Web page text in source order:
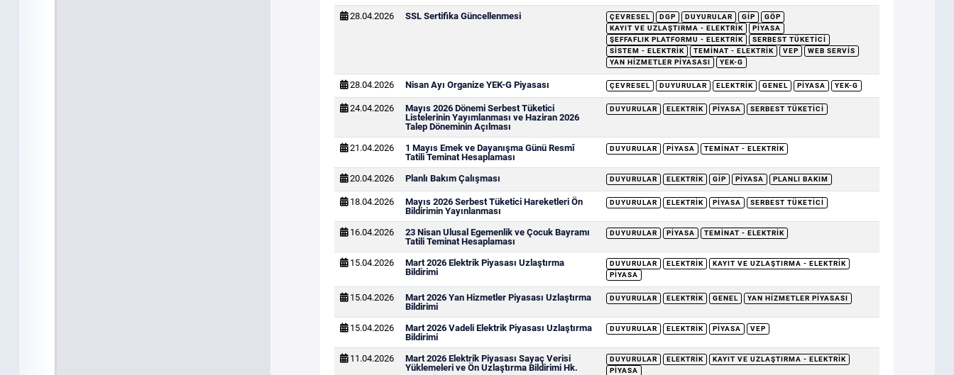
28.04.2026 SSL Sertifika Güncellenmesi ÇEVRESEL DGP DUYURULAR GİP
GÖP
KAYIT VE UZLAŞTIRMA - ELEKTRIK
PIYASA
ŞEFFAFLIK PLATFORMU - ELEKTRIK
SERBEST TÜKETICI
SISTEM - ELEKTRIK
TEMINAT - ELEKTRIK VEP
WEB SERVIS
YAN HIZMETLER PIYASASI
YEK-G
28.04.2026 Nisan Ayı Organize YEK-G Piyasası ÇEVRESEL DUYURULAR ELEKTRIK GENEL PIYASA YEK-G
24.04.2026
Mayıs 2026 Dönemi Serbest Tüketici
Listelerinin Yayımlanması ve Haziran 2026
Talep Döneminin Açılması
DUYURULAR ELEKTRIK PIYASA SERBEST TÜKETICI
21.04.2026
1 Mayıs Emek ve Dayanışma Günü Resmî
Tatili Teminat Hesaplaması
DUYURULAR PIYASA TEMINAT - ELEKTRIK
20.04.2026 Planlı Bakım Çalışması DUYURULAR ELEKTRIK GİP PIYASA PLANLI BAKIM
18.04.2026
Mayıs 2026 Serbest Tüketici Hareketleri Ön
Bildirimin Yayınlanması
DUYURULAR ELEKTRIK PIYASA SERBEST TÜKETICI
16.04.2026
23 Nisan Ulusal Egemenlik ve Çocuk Bayramı
Tatili Teminat Hesaplaması
DUYURULAR PIYASA TEMINAT - ELEKTRIK
15.04.2026
Mart 2026 Elektrik Piyasası Uzlaştırma
Bildirimi
DUYURULAR ELEKTRIK
KAYIT VE UZLAŞTIRMA - ELEKTRIK
PIYASA
15.04.2026
Mart 2026 Yan Hizmetler Piyasası Uzlaştırma
Bildirimi
DUYURULAR ELEKTRIK GENEL YAN HIZMETLER PIYASASI
15.04.2026
Mart 2026 Vadeli Elektrik Piyasası Uzlaştırma
Bildirimi
DUYURULAR ELEKTRIK PIYASA VEP
11.04.2026
Mart 2026 Elektrik Piyasası Sayaç Verisi
Yüklemeleri ve Ön Uzlaştırma Bildirimi Hk.
DUYURULAR ELEKTRIK
KAYIT VE UZLAŞTIRMA - ELEKTRIK
PIYASA